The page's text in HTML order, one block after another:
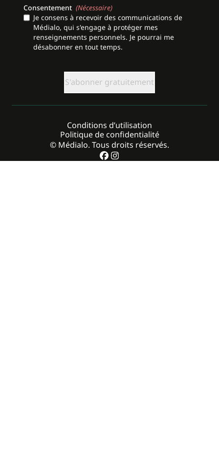
Consentement (Nécessaire)
Je consens à recevoir des communications de
Médialo, qui s'engage à protéger mes
renseignements personnels. Je pourrai me
désabonner en tout temps.
© Médialo. Tous droits réservés.
Conditions d’utilisation
Politique de confidentialité